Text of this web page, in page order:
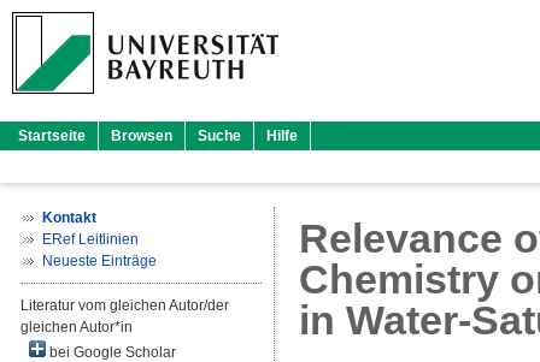
Startseite Browsen Suche Hilfe
Kontakt
ERef Leitlinien
Neueste Einträge
Literatur vom gleichen Autor/der
gleichen Autor*in
bei Google Scholar
Relevance
Chemistry
in Water-